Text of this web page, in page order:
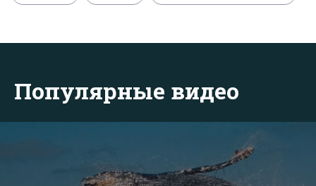
Популярные видео